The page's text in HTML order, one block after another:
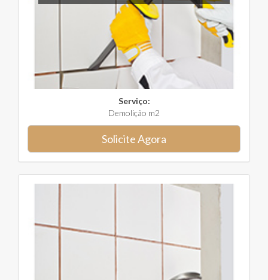
Serviço:
Demolição m2
Solicite Agora